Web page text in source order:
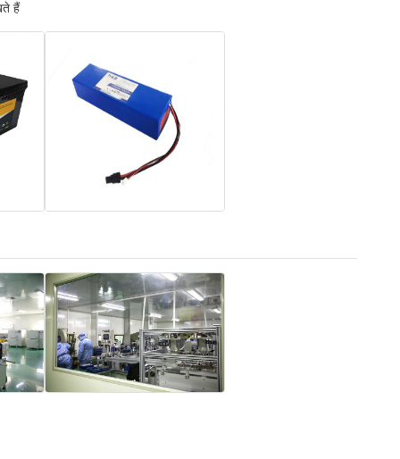
हैं